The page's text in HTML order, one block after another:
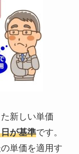
新しい単価
が基準です。
単価を適用す